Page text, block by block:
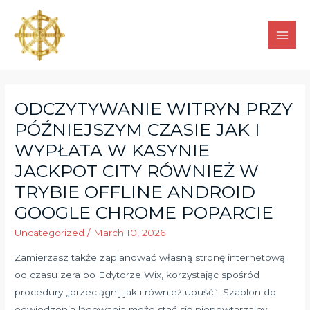
ODCZYTYWANIE WITRYN PRZY
PÓŹNIEJSZYM CZASIE JAK I
WYPŁATA W KASYNIE
JACKPOT CITY RÓWNIEŻ W
TRYBIE OFFLINE ANDROID
GOOGLE CHROME POPARCIE
Uncategorized / March 10, 2026
Zamierzasz także zaplanować własną stronę internetową
od czasu zera po Edytorze Wix, korzystając spośród
procedury „przeciągnij jak i również upuść”. Szablon do